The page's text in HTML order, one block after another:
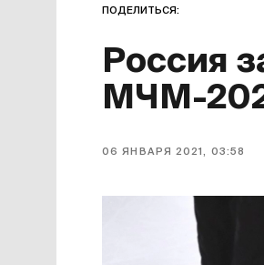
ПОДЕЛИТЬСЯ:
Россия
МЧМ-
06 ЯНВАРЯ 2021, 03:58